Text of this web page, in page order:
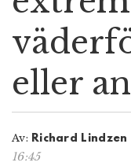
eller
Av: Richard
16:45